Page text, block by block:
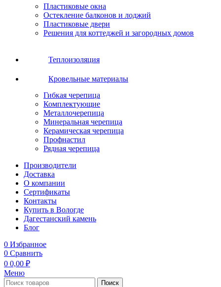
Пластиковые окна
Остекление балконов и лоджий
Пластиковые двери
Решения для коттеджей и загородных домов
Теплоизоляция
Кровельные материалы
Гибкая черепица
Комплектующие
Металлочерепица
Минеральная черепица
Керамическая черепица
Профнастил
Рядная черепица
Производители
Доставка
О компании
Сертификаты
Контакты
Купить в Вологде
Дагестанский камень
Блог
0 Избранное
0 Сравнить
0 0,00 ₽
Меню
Поиск